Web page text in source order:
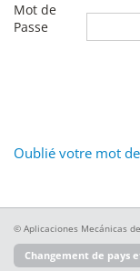
Mot de
Passe
Oublié votre mot de
© Aplicaciones Mecánicas
Changement de pays